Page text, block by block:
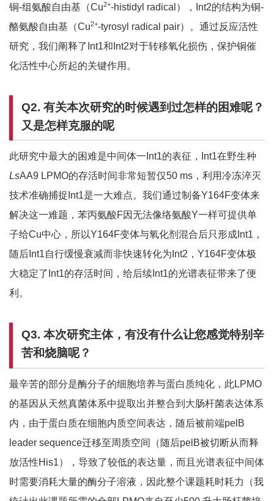
铜-组氨酸自由基（Cu2+-histidyl radical），Int2的结构为铜-
酪氨酸自由基（Cu2+-tyrosyl radical pair）。通过反应活性
研究，我们阐释了Int1和Int2对于转移氧化损伤，保护铜催
化活性中心所起的关键作用。
Q2.有关本次研究的时候遇到过怎样的困难呢？
又是怎样克服的呢
此研究中最大的困难是中间体一Int1的表征，Int1在野生种
LsAA9 LPMO的存活时间非常短暂仅50 ms，利用冷冻淬灭
技术准确捕捉Int1是一大难点。我们通过制备Y164F变体来
解决这一难题，苯丙氨酸F因无法像络氨酸Y一样可提供单
子给Cu中心，所以Y164F变体与氧化剂混合后只形成Int1，
随后Int1自行缓慢衰减而非快速转化为Int2，Y164F变体极
大稳定了Int1的存活时间，给后续Int1的光谱表征带来了便
利。
Q3.本次研究主体，有没有什么让您感觉特别辛
苦和烧脑呢？
最辛苦的部分是酶分子的细胞培养与蛋白质纯化，此LPMO
的基因从天然真菌体系中提取出并整合到大肠杆菌表达体系
内，由于蛋白质在细胞内质空间表达，随后被前端pelB
leader sequence迁移至周质空间（随后pelB被切断从而释
放活性His1），导致了较低的表达量，而且光谱表征中间体
时需要消耗大量的酶分子溶液，因此整个课题耗时耗力（我